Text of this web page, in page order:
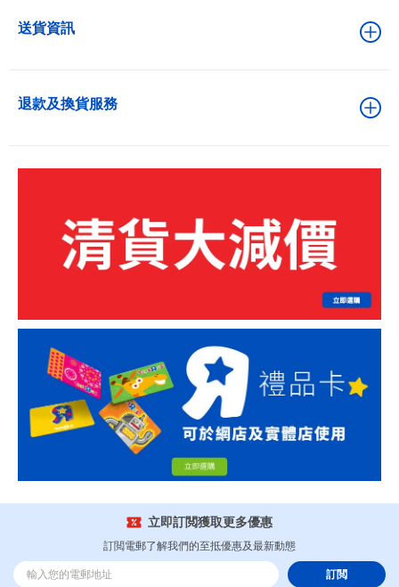
送貨資訊
退款及換貨服務
立即訂閲獲取更多優惠
訂閲電郵了解我們的至抵優惠及最新動態
訂閲